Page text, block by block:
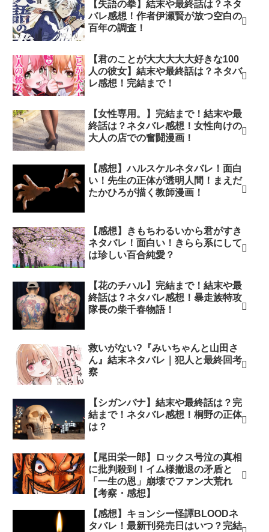
【失語の拳】結末や最終話は？ネタ
バレ感想！作者伊瀬賢が放つ空白の
百年の調査！
【君のことが大大大大大好きな100
人の彼女】結末や最終話は？ネタバ
レ感想！完結まで！
【女性専用。】完結まで！結末や最
終話は？ネタバレ感想！女性向けの
大人の店での奮闘漫画！
【感想】ハルスケルネタバレ！面白
い！先生の正体が透明人間！まえだ
たかひろが描く教師漫画！
【感想】きもちわるいから君がすき
ネタバレ！面白い！きらら系にして
は珍しい百合純愛？
【花のチハル】完結まで！結末や最
終話は？ネタバレ感想！暴走族特攻
隊長の柴千春物語！
救いがない?『みいちゃんと山田さ
ん』結末ネタバレ｜犯人と最終回考
察
【シガンバナ】結末や最終話は？完
結まで！ネタバレ感想！桐野の正体
は？
【尾田栄一郎】ロックス号泣の真相
に批判殺到！イム様撤退の矛盾と
「一生の恩」崩壊でファン大荒れ
【考察・感想】
【感想】キョンシー怪譚BLOODネ
タバレ！最新刊発売日はいつ？完結